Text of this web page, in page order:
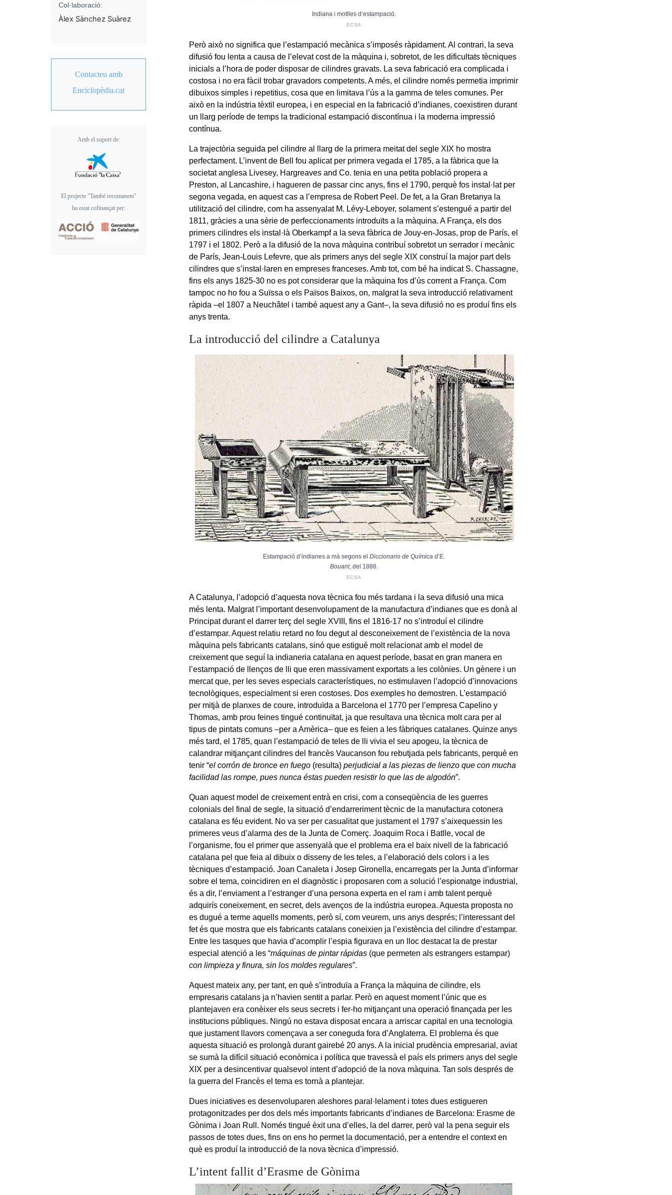
Indiana i motlles d’estampació.
ECSA
Però això no significa que l’estampació mecànica s’imposés ràpidament. Al contrari, la seva
difusió fou lenta a causa de l’elevat cost de la màquina i, sobretot, de les dificultats tècniques
inicials a l’hora de poder disposar de cilindres gravats. La seva fabricació era complicada i
costosa i no era fàcil trobar gravadors competents. A més, el cilindre només permetia imprimir
dibuixos simples i repetitius, cosa que en limitava l’ús a la gamma de teles comunes. Per
això en la indústria tèxtil europea, i en especial en la fabricació d’indianes, coexistiren durant
un llarg període de temps la tradicional estampació discontínua i la moderna impressió
contínua.
La trajectòria seguida pel cilindre al llarg de la primera meitat del segle XIX ho mostra
perfectament. L’invent de Bell fou aplicat per primera vegada el 1785, a la fàbrica que la
societat anglesa Livesey, Hargreaves and Co. tenia en una petita població propera a
Preston, al Lancashire, i hagueren de passar cinc anys, fins el 1790, perquè fos instal·lat per
segona vegada, en aquest cas a l’empresa de Robert Peel. De fet, a la Gran Bretanya la
utilització del cilindre, com ha assenyalat M. Lévy-Leboyer, solament s’estengué a partir del
1811, gràcies a una sèrie de perfeccionaments introduïts a la màquina. A França, els dos
primers cilindres els instal·là Oberkampf a la seva fàbrica de Jouy-en-Josas, prop de París, el
1797 i el 1802. Però a la difusió de la nova màquina contribuí sobretot un serrador i mecànic
de París, Jean-Louis Lefevre, que als primers anys del segle XIX construí la major part dels
cilindres que s’instal·laren en empreses franceses. Amb tot, com bé ha indicat S. Chassagne,
fins els anys 1825-30 no es pot considerar que la màquina fos d’ús corrent a França. Com
tampoc no ho fou a Suïssa o els Països Baixos, on, malgrat la seva introducció relativament
ràpida –el 1807 a Neuchâtel i també aquest any a Gant–, la seva difusió no es produí fins els
anys trenta.
La introducció del cilindre a Catalunya
Estampació d’indianes a mà segons el Diccionario de Química d’E.
Bouant, del 1888.
ECSA
A Catalunya, l’adopció d’aquesta nova tècnica fou més tardana i la seva difusió una mica
més lenta. Malgrat l’important desenvolupament de la manufactura d’indianes que es donà al
Principat durant el darrer terç del segle XVIII, fins el 1816-17 no s’introduí el cilindre
d’estampar. Aquest relatiu retard no fou degut al desconeixement de l’existència de la nova
màquina pels fabricants catalans, sinó que estigué molt relacionat amb el model de
creixement que seguí la indianeria catalana en aquest període, basat en gran manera en
l’estampació de llenços de lli que eren massivament exportats a les colònies. Un gènere i un
mercat que, per les seves especials característiques, no estimulaven l’adopció d’innovacions
tecnològiques, especialment si eren costoses. Dos exemples ho demostren. L’estampació
per mitjà de planxes de coure, introduïda a Barcelona el 1770 per l’empresa Capelino y
Thomas, amb prou feines tingué continuïtat, ja que resultava una tècnica molt cara per al
tipus de pintats comuns –per a Amèrica– que es feien a les fàbriques catalanes. Quinze anys
més tard, el 1785, quan l’estampació de teles de lli vivia el seu apogeu, la tècnica de
calandrar mitjançant cilindres del francès Vaucanson fou rebutjada pels fabricants, perquè en
tenir “el corrón de bronce en fuego (resulta)perjudicial a las piezas de lienzo que con mucha
facilidad las rompe, pues nunca éstas pueden resistir lo que las de algodón”.
Quan aquest model de creixement entrà en crisi, com a conseqüència de les guerres
colonials del final de segle, la situació d’endarreriment tècnic de la manufactura cotonera
catalana es féu evident. No va ser per casualitat que justament el 1797 s’aixequessin les
primeres veus d’alarma des de la Junta de Comerç. Joaquim Roca i Batlle, vocal de
l’organisme, fou el primer que assenyalà que el problema era el baix nivell de la fabricació
catalana pel que feia al dibuix o disseny de les teles, a l’elaboració dels colors i a les
tècniques d’estampació. Joan Canaleta i Josep Gironella, encarregats per la Junta d’informar
sobre el tema, coincidiren en el diagnòstic i proposaren com a solució l’espionatge industrial,
és a dir, l’enviament a l’estranger d’una persona experta en el ram i amb talent perquè
adquirís coneixement, en secret, dels avenços de la indústria europea. Aquesta proposta no
es dugué a terme aquells moments, però sí, com veurem, uns anys després; l’interessant del
fet és que mostra que els fabricants catalans coneixien ja l’existència del cilindre d’estampar.
Entre les tasques que havia d’acomplir l’espia figurava en un lloc destacat la de prestar
especial atenció a les “máquinas de pintar rápidas (que permeten als estrangers estampar)
con limpieza y finura, sin los moldes regulares”.
Aquest mateix any, per tant, en què s’introduïa a França la màquina de cilindre, els
empresaris catalans ja n’havien sentit a parlar. Però en aquest moment l’únic que es
plantejaven era conèixer els seus secrets i fer-ho mitjançant una operació finançada per les
institucions públiques. Ningú no estava disposat encara a arriscar capital en una tecnologia
que justament llavors començava a ser coneguda fora d’Anglaterra. El problema és que
aquesta situació es prolongà durant gairebé 20 anys. A la inicial prudència empresarial, aviat
se sumà la difícil situació econòmica i política que travessà el país els primers anys del segle
XIX per a desincentivar qualsevol intent d’adopció de la nova màquina. Tan sols després de
la guerra del Francès el tema es tornà a plantejar.
Dues iniciatives es desenvoluparen aleshores paral·lelament i totes dues estigueren
protagonitzades per dos dels més importants fabricants d’indianes de Barcelona: Erasme de
Gònima i Joan Rull. Només tingué èxit una d’elles, la del darrer, però val la pena seguir els
passos de totes dues, fins on ens ho permet la documentació, per a entendre el context en
què es produí la introducció de la nova tècnica d’impressió.
L’intent fallit d’Erasme de Gònima
Col·laboració:
Àlex Sànchez Suàrez
Contacteu amb
Enciclopèdia.cat
Amb el suport de:
El projecte "També recomanem"
ha estat cofinançat per: